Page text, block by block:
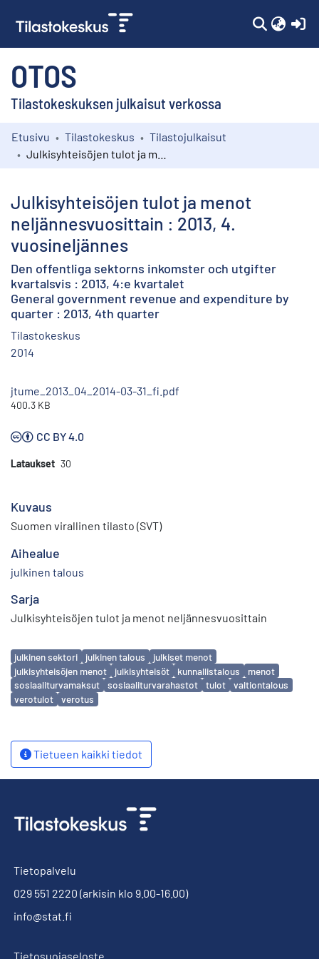
OTOS
Tilastokeskuksen julkaisut verkossa
Kokoelmat
Etusivu Tilastokeskus
Tilastojulkaisut
Julkisyhteisöjen tulot ja menot
neljännesvuosittain : 2013, 4.
vuosineljännes
Den offentliga sektorns inkomster och utgifter
kvartalsvis : 2013, 4:e kvartalet
General government revenue and expenditure by
quarter : 2013, 4th quarter
Tilastokeskus
2014
jtume_2013_04_2014-03-31_fi.pdf
400.3 KB
CC BY 4.0
Lataukset 30
Kuvaus
Suomen virallinen tilasto (SVT)
Aihealue
julkinen talous
Sarja
Julkisyhteisöjen tulot ja menot neljännesvuosittain
Avainsanat
julkinen sektori julkinen talous
julkiset menot
julkisyhteisöjen menot
julkisyhteisöt kunnallistalous
menot
sosiaaliturvamaksut
sosiaaliturvarahastot tulot
valtiontalous
verotulot
verotus
Tietueen kaikki tiedot
Tietopalvelu
029 551 2220 (arkisin klo 9.00-16.00)
info@stat.fi
Tietosuojaseloste